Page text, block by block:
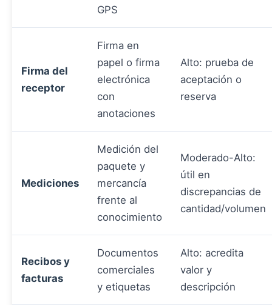
GPS
Firma del
receptor
Firma en
papel o firma
electrónica
con
anotaciones
Alto: prueba de
aceptación o
reserva
Mediciones
Medición del
paquete y
mercancía
frente al
conocimiento
Moderado-Alto:
útil en
discrepancias de
cantidad/volumen
Recibos y
facturas
Documentos
comerciales
y etiquetas
Alto: acredita
valor y
descripción